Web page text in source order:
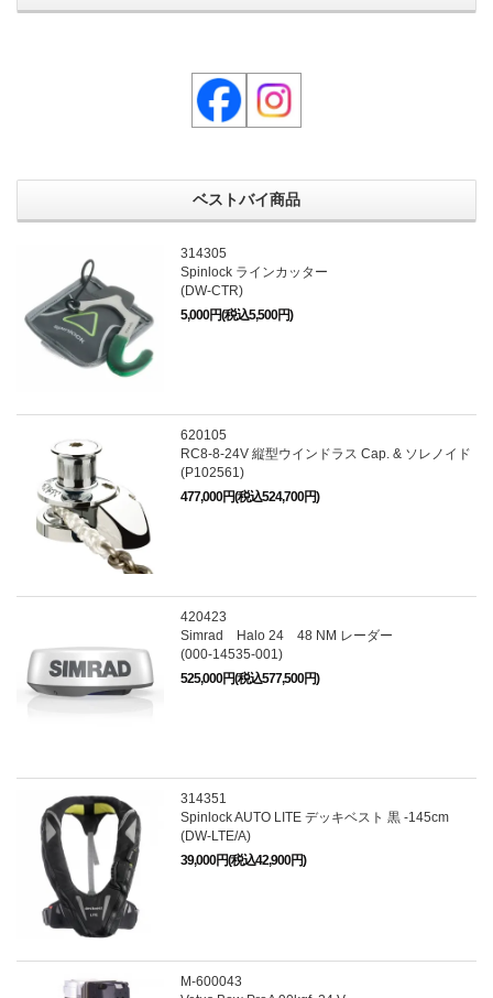
ベストバイ商品
314305
Spinlock ラインカッター
(DW-CTR)
5,000円(税込5,500円)
620105
RC8-8-24V 縦型ウインドラス Cap. & ソレノイド
(P102561)
477,000円(税込524,700円)
420423
Simrad Halo 24 48 NM レーダー
(000-14535-001)
525,000円(税込577,500円)
314351
Spinlock AUTO LITE デッキベスト 黒 -145cm
(DW-LTE/A)
39,000円(税込42,900円)
M-600043